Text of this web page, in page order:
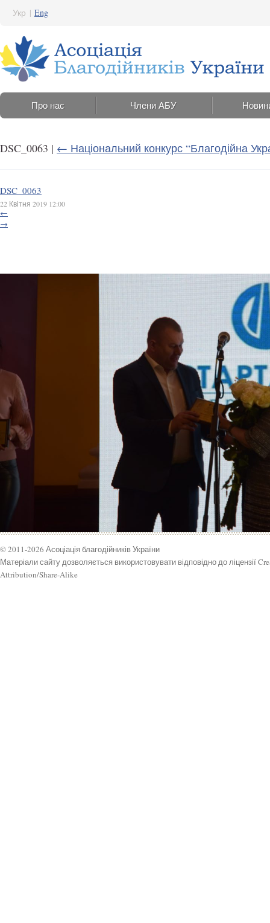
Укр | Eng
Про нас Члени АБУ
DSC_0063 | ← Національний конкурс “Благодійна
DSC_0063
22 Квітня 2019 12:00
←
→
© 2011-2026 Асоціація благодійників України
Матеріали сайту дозволяється використовувати відповідно до ліцензії
Attribution/Share-Alike